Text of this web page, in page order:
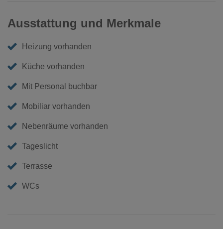
Ausstattung und Merkmale
Heizung vorhanden
Küche vorhanden
Mit Personal buchbar
Mobiliar vorhanden
Nebenräume vorhanden
Tageslicht
Terrasse
WCs